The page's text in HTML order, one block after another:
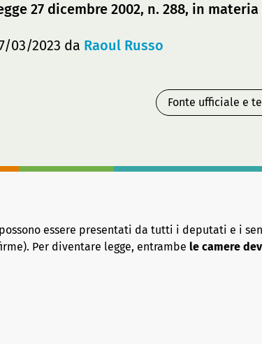
27 dicembre 2002, n. 288, in
03/2023 da Raoul Russo
Fonte ufficiale e
possono essere presentati da tutti i deputati e i
Per diventare legge, entrambe le camere